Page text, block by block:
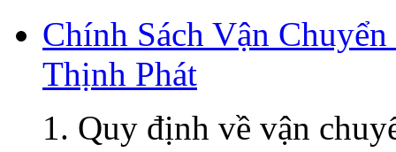
Chính Sách Vận
Thịnh Phát
1. Quy định về vận